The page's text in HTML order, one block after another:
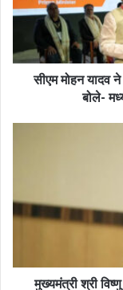
सीएम मोहन यादव
बोले-
मुख्यमंत्री श्री